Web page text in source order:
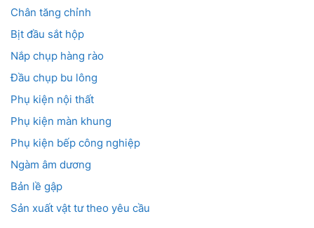
Chân tăng chỉnh
Bịt đầu sắt hộp
Nắp chụp hàng rào
Đầu chụp bu lông
Phụ kiện nội thất
Phụ kiện màn khung
Phụ kiện bếp công nghiệp
Ngàm âm dương
Bản lề gập
Sản xuất vật tư theo yêu cầu